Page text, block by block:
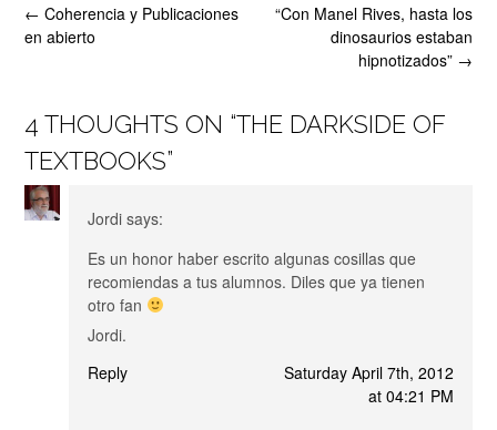
Post
navigation
“Con Manel Rives, hasta los
dinosaurios estaban
hipnotizados” →
← Coherencia y Publicaciones
en abierto
4 THOUGHTS ON “THE DARKSIDE OF
TEXTBOOKS”
Jordi says:
Es un honor haber escrito algunas cosillas que
recomiendas a tus alumnos. Diles que ya tienen
otro fan
Jordi.
Reply
Saturday April 7th, 2012
at 04:21 PM